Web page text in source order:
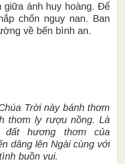
giữa ánh huy hoàng. Để
chốn nguy nan. Ban
về bến bình an.
Trời này bánh thơm
thơm ly rượu nồng. Là
đất hương thơm của
dâng lên Ngài cùng với
buồn vui.